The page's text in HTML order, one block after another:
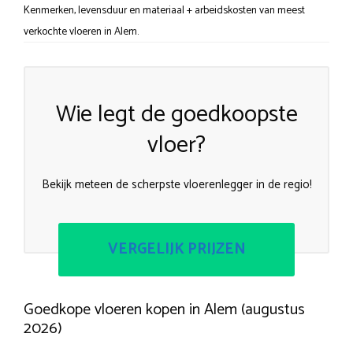
Kenmerken, levensduur en materiaal + arbeidskosten van meest
verkochte vloeren in Alem.
Wie legt de goedkoopste
vloer?
Bekijk meteen de scherpste vloerenlegger in de regio!
VERGELIJK PRIJZEN
Goedkope vloeren kopen in Alem (augustus
2026)